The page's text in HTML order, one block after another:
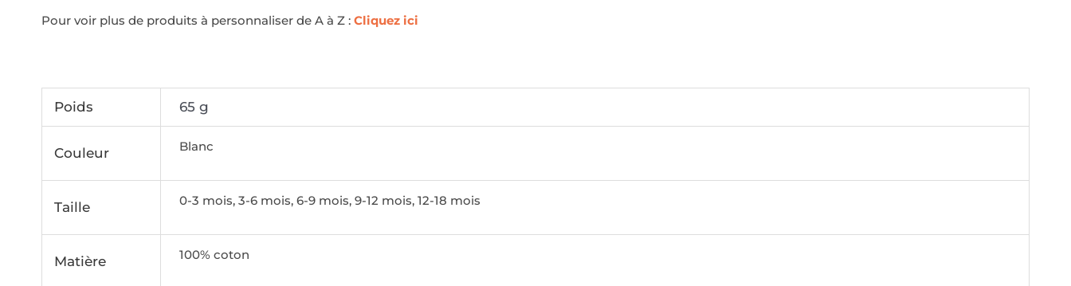
Pour voir plus de produits à personnaliser de A à Z : Cliquez ici
Poids 65 g
Couleur Blanc
Taille 0-3 mois, 3-6 mois, 6-9 mois, 9-12 mois, 12-18 mois
Matière 100% coton